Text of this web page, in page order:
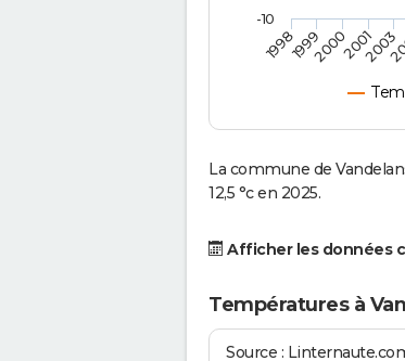
19981999200020012003
-10
La commune de
12,5 °c en 2025.
Afficher les données
Températures à
Source :